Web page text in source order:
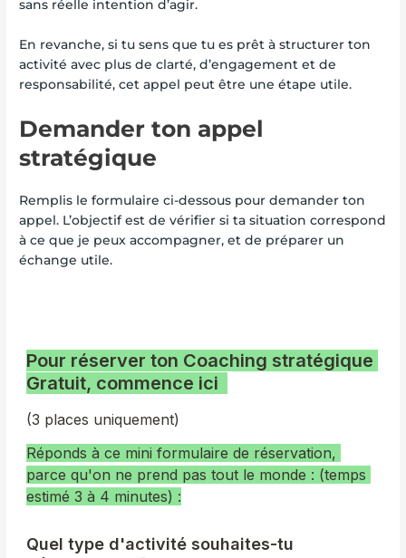
sans réelle intention d’agir.
En revanche, si tu sens que tu es prêt à structurer ton
activité avec plus de clarté, d’engagement et de
responsabilité, cet appel peut être une étape utile.
Demander ton appel
stratégique
Remplis le formulaire ci-dessous pour demander ton
appel. L’objectif est de vérifier si ta situation correspond
à ce que je peux accompagner, et de préparer un
échange utile.